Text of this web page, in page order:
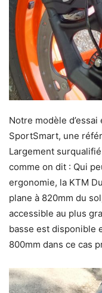
Notre modèle
SportSmart, une
Largement
comme on dit : Qui
ergonomie, la KTM
plane à 820mm du
accessible au plus
basse est disponible
800mm dans ce cas